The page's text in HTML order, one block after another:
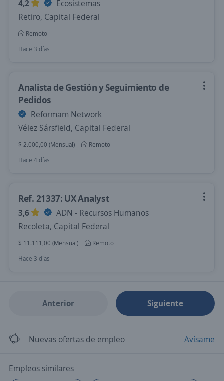
4,2
Ecosistemas
Retiro, Capital Federal
Remoto
Hace 3 días
Analista de Gestión y Seguimiento de
Pedidos
Reformam Network
Vélez Sársfield, Capital Federal
$ 2.000,00 (Mensual)
Remoto
Hace 4 días
Ref. 21337: UX Analyst
3,6
ADN - Recursos Humanos
Recoleta, Capital Federal
$ 11.111,00 (Mensual)
Remoto
Hace 3 días
Anterior Siguiente
Nuevas ofertas de empleo Avísame
Empleos similares